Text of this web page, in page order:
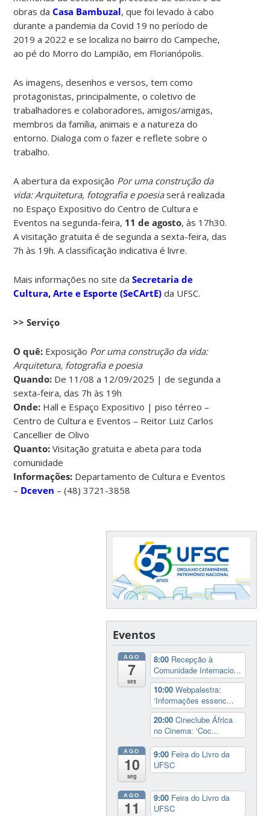
obras daCasa Bambuzal, que foi levado à cabo
durante a pandemia da Covid 19 no período de
2019 a 2022 e se localiza no bairro do Campeche,
ao pé do Morro do Lampião, em Florianópolis.
As imagens, desenhos e versos, tem como
protagonistas, principalmente, o coletivo de
trabalhadores e colaboradores, amigos/amigas,
membros da família, animais e a natureza do
entorno. Dialoga com o fazer e reflete sobre o
trabalho.
A abertura da exposição Por uma construção da
vida: Arquitetura, fotografia e poesiaserá realizada
no Espaço Expositivo do Centro de Cultura e
Eventos na segunda-feira, 11 de agosto, às 17h30.
A visitação gratuita é de segunda a sexta-feira, das
7h às 19h. A classificação indicativa é livre.
Mais informações no site daSecretaria de
Cultura, Arte e Esporte (SeCArtE) da UFSC.
>> Serviço
O quê: Exposição Por uma construção da vida:
Arquitetura, fotografia e poesia
Quando: De 11/08 a 12/09/2025 | de segunda a
sexta-feira, das 7h às 19h
Onde: Hall e Espaço Expositivo | piso térreo –
Centro de Cultura e Eventos – Reitor Luiz Carlos
Cancellier de Olivo
Quanto:Visitação gratuita e abeta para toda
comunidade
Informações: Departamento de Cultura e Eventos
– Dceven – (48) 3721-3858
Eventos
AGO
7
sex
8:00 Recepção à
Comunidade Internacio...
10:00Webpalestra:
‘Informações essenc...
20:00Cineclube África
no Cinema: ‘Coc...
AGO
10
seg
9:00 Feira do Livro da
UFSC
AGO
11
9:00 Feira do Livro da
UFSC